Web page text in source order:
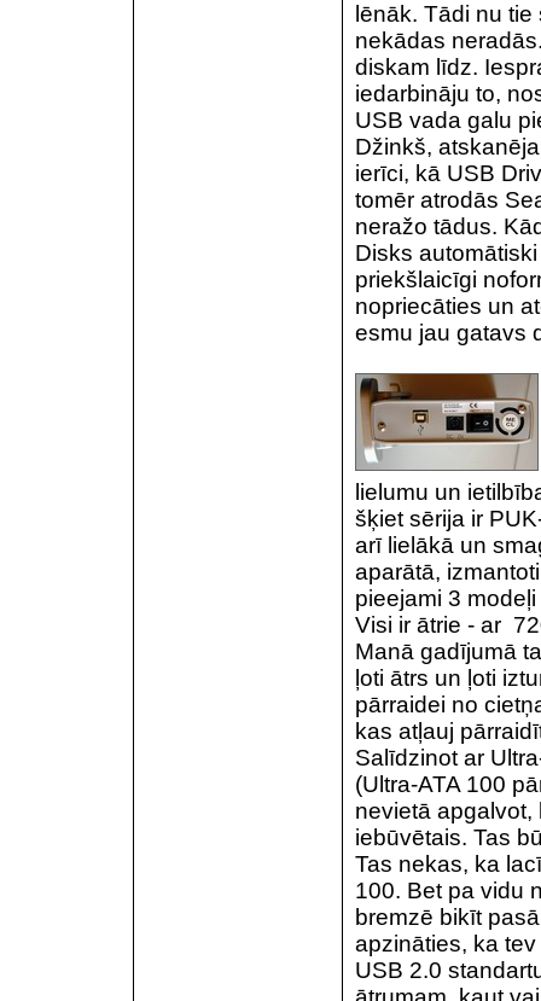
lēnāk. Tādi nu
nekādas
diskam līdz.
iedarbināju to,
USB vada galu
Džinkš,
ierīci, kā USB
tomēr atrodās
neražo tādus.
Disks
priekšlaicīgi
nopriecāties un
esmu jau gatavs
lielumu un
šķiet sērija ir
arī lielākā un
aparātā,
pieejami 3
Visi ir ātrie - ar
Manā gadījumā
ļoti ātrs un ļoti
pārraidei no
kas atļauj
Salīdzinot ar
(Ultra-ATA 100
nevietā apgalvot,
iebūvētais. Tas
Tas nekas, ka
100. Bet pa vidu
bremzē bikīt
apzināties, ka
USB 2.0